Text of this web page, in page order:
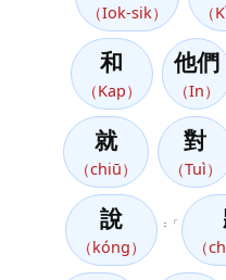
（Iok-sik） （
和
（Kap）
他們
（In）
就
（chiū）
對
（Tuì）
說
（kóng）
：「
（